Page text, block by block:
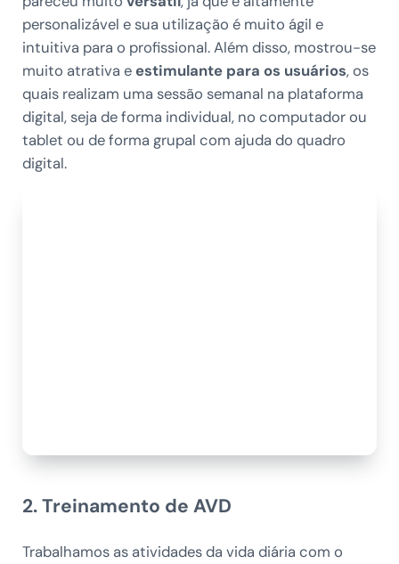
personalizável e sua utilização é muito ágil e
intuitiva para o profissional. Além disso, mostrou-se
muito atrativa eestimulante para os usuários, os
quais realizam uma sessão semanal na plataforma
digital, seja de forma individual, no computador ou
tablet ou de forma grupal com ajuda do quadro
digital.
2. Treinamento de AVD
Trabalhamos as atividades da vida diária com o